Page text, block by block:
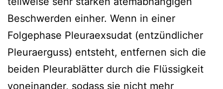
Beschwerden einher. Wenn in einer
Folgephase Pleuraexsudat (entzündlicher
Pleuraerguss) entsteht, entfernen sich die
beiden Pleurablätter durch die Flüssigkeit
voneinander, sodass sie nicht mehr